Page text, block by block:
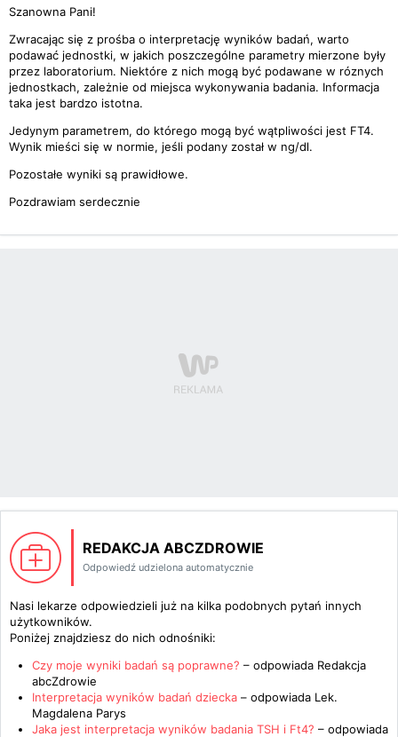
Szanowna Pani!
Zwracając się z prośba o interpretację wyników badań, warto
podawać jednostki, w jakich poszczególne parametry mierzone były
przez laboratorium. Niektóre z nich mogą być podawane w róznych
jednostkach, zależnie od miejsca wykonywania badania. Informacja
taka jest bardzo istotna.
Jedynym parametrem, do którego mogą być wątpliwości jest FT4.
Wynik mieści się w normie, jeśli podany został w ng/dl.
Pozostałe wyniki są prawidłowe.
Pozdrawiam serdecznie
REDAKCJA ABCZDROWIE
Odpowiedź udzielona automatycznie
Nasi lekarze odpowiedzieli już na kilka podobnych pytań innych
użytkowników.
Poniżej znajdziesz do nich odnośniki:
Czy moje wyniki badań są poprawne? – odpowiada Redakcja
abcZdrowie
Interpretacja wyników badań dziecka – odpowiada Lek.
Magdalena Parys
Jaka jest interpretacja wyników badania TSH i Ft4? – odpowiada